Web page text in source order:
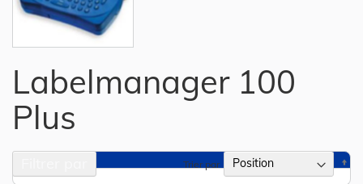
Labelmanager 100
Plus
Trier par